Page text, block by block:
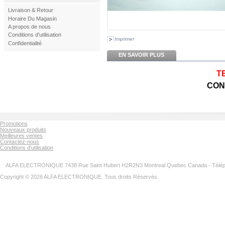
Livraison & Retour
Horaire Du Magasin
A propos de nous
Conditions d'utilisation
Confidentialité
Imprimer
EN SAVOIR PLUS
Promotions
Nouveaux produits
Meilleures ventes
Contactez-nous
Conditions d'utilisation
ALFA ELECTRONIQUE 7438 Rue Saint Hubert H2R2N3 Montreal Quebec Canada -
Copyright © 2026 ALFA ELECTRONIQUE. Tous droits Réservés.